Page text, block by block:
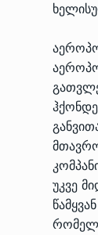
უკვე